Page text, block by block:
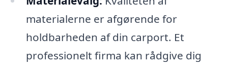
materialerne er afgørende for
holdbarheden af din carport. Et
professionelt firma kan rådgive dig